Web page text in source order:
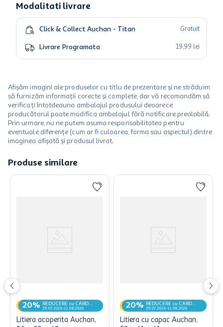
Modalitati livrare
Click & Collect Auchan - Titan Gratuit
Livrare Programata 19,99 lei
Afișăm imagini ale produselor cu titlu de prezentare și ne străduim
să furnizăm informații corecte și complete, dar vă recomandăm să
verificați întotdeauna ambalajul produsului deoarece
producătorul poate modifica ambalajul fără notificare prealabilă.
Prin urmare, nu ne putem asuma responsabilitatea pentru
eventuale diferențe (cum ar fi culoarea, forma sau aspectul) dintre
imaginea afișată și produsul livrat.
Produse similare
20%
REDUCERE cu CARD
MyCLUB
29.07.2026-11.08.2026
Litiera acoperita Auchan,
20%
REDUCERE cu CARD
MyCLUB
29.07.2026-11.08.2026
Litiera cu capac Auchan,